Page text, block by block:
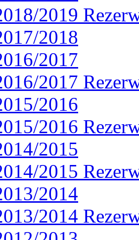
2019
2018
2017
2017
2016
2016
2015
2015
2014
2014